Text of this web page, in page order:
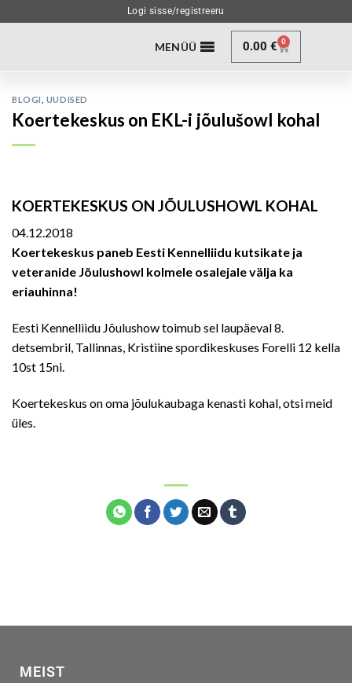
Logi sisse/registreeru
MENÜÜ 0.00€ 0
BLOGI UUDISED
Koertekeskus on EKL-i jõulušowl kohal
KOERTEKESKUS ON JÕULUSHOWL KOHAL
04.12.2018
Koertekeskus paneb Eesti Kennelliidu kutsikate ja
veteranide Jõulushowl kolmele osalejale välja ka
eriauhinna!
Eesti Kennelliidu Jõulushow toimub sel laupäeval 8.
detsembril, Tallinnas, Kristiine spordikeskuses Forelli 12 kella
10st 15ni.
Koertekeskus on oma jõulukaubaga kenasti kohal, otsi meid
üles.
MEIST